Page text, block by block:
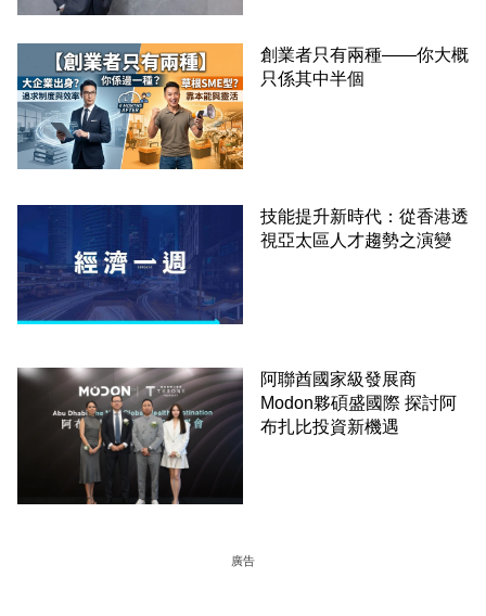
創業者只有兩種——你大概
只係其中半個
技能提升新時代：從香港透
視亞太區人才趨勢之演變
阿聯酋國家級發展商
Modon夥碩盛國際 探討阿
布扎比投資新機遇
廣告